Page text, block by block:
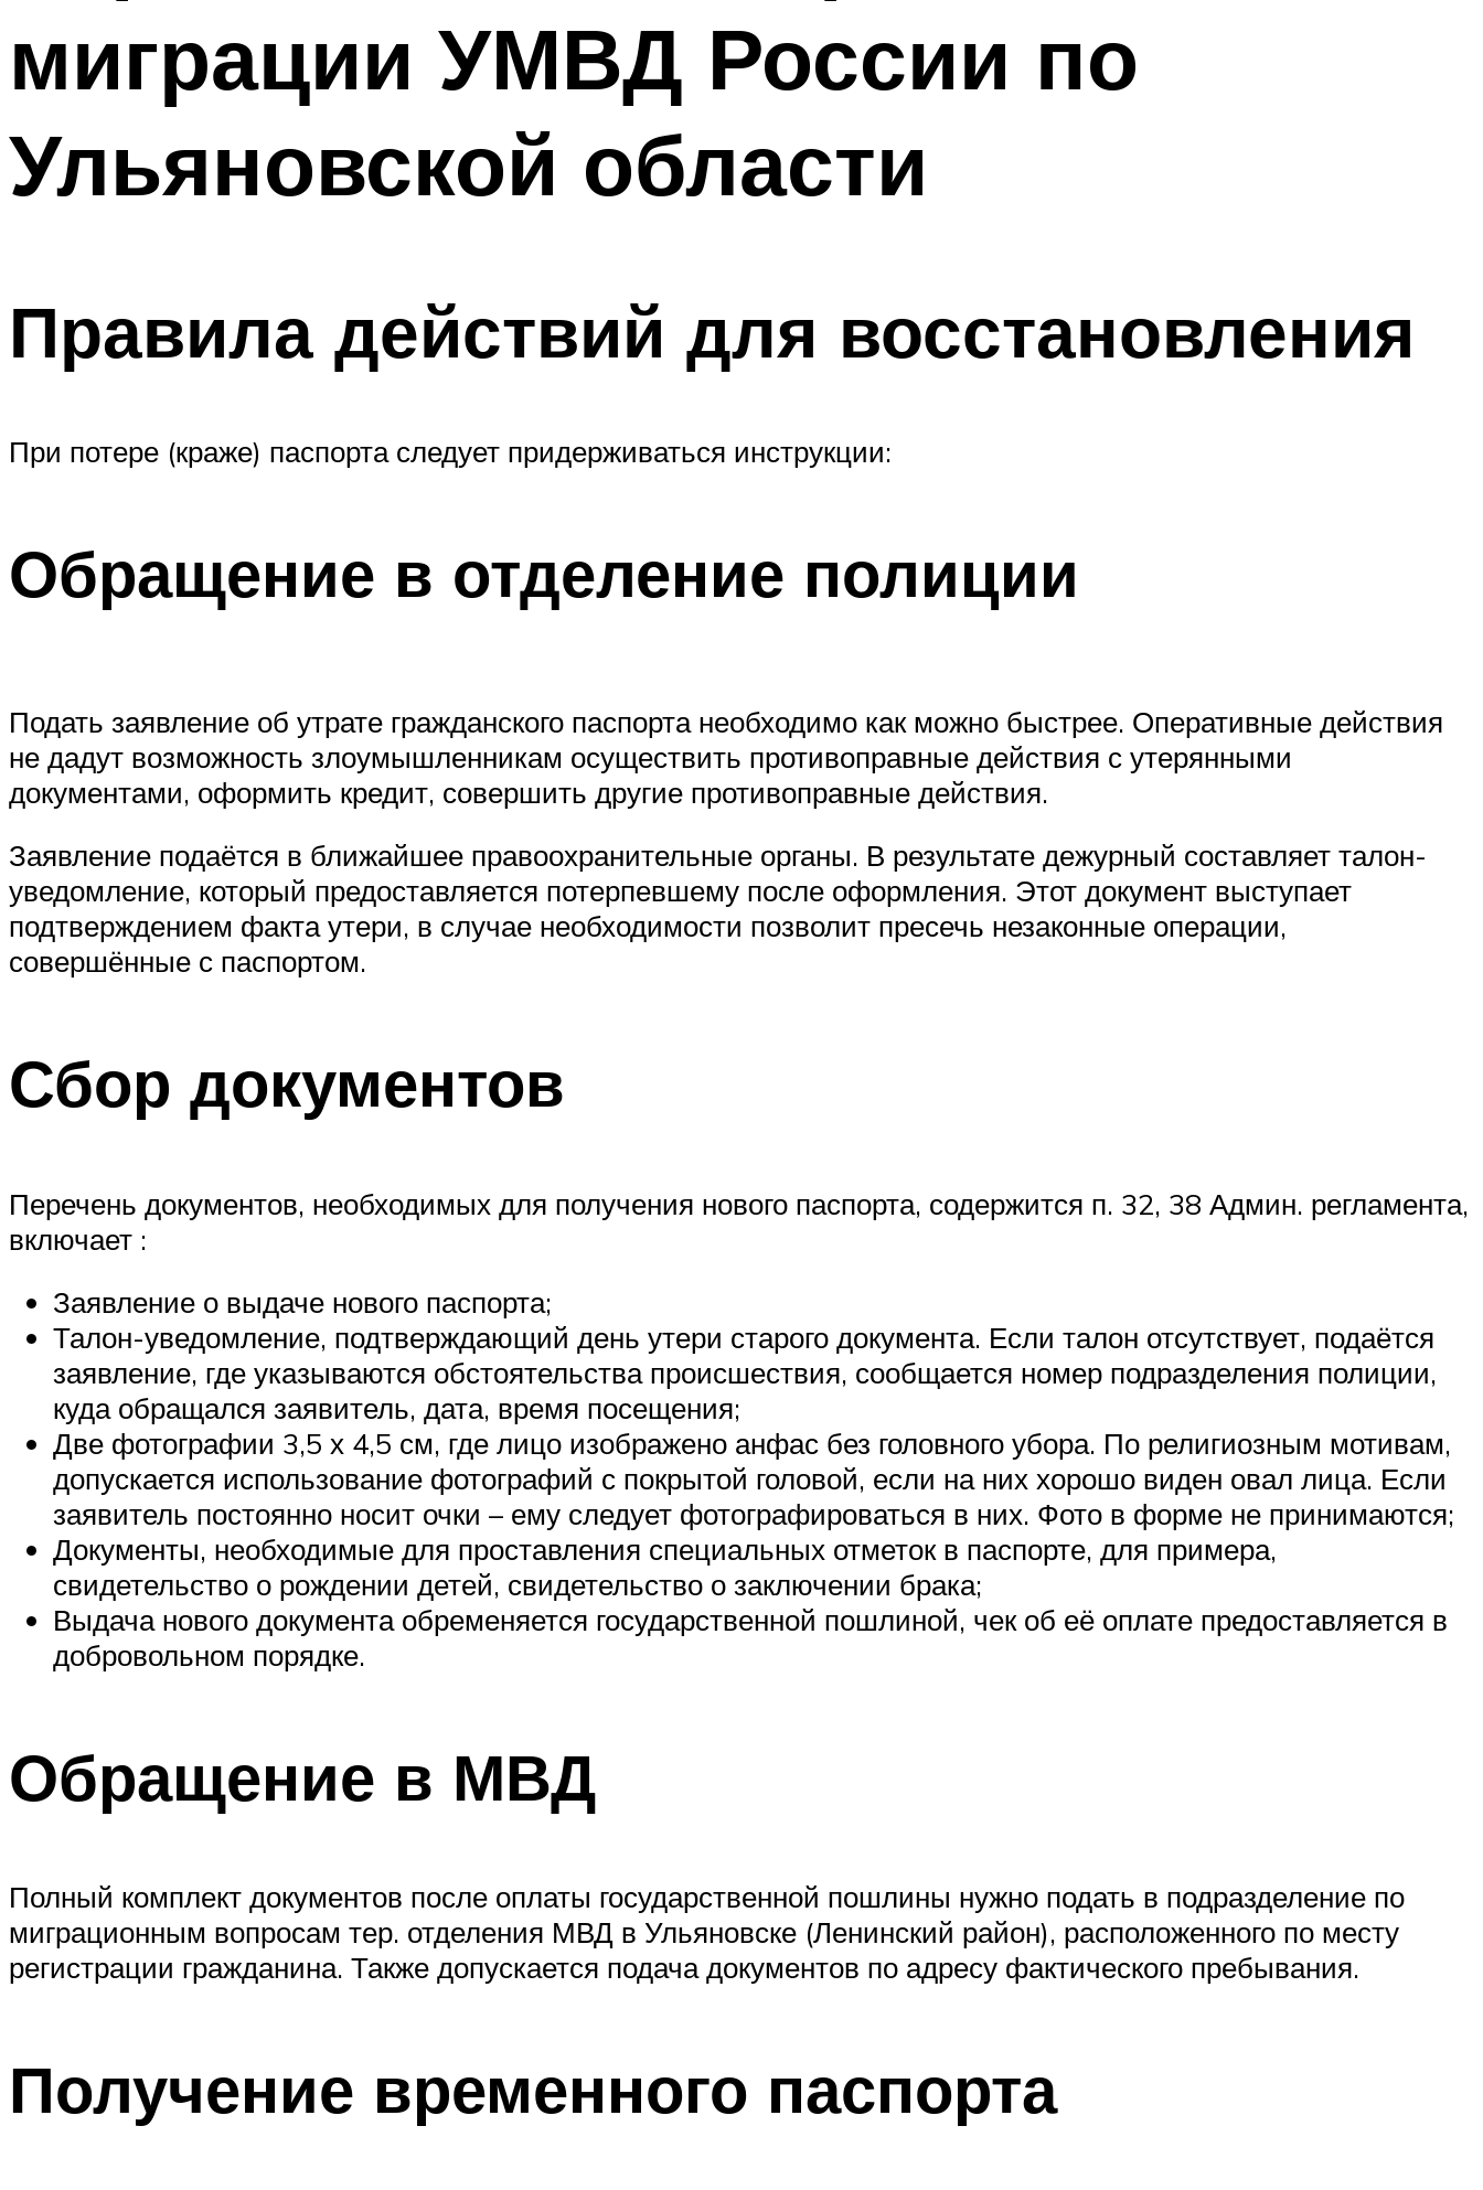
миграции УМВД России по
Ульяновской области
Правила действий для восстановления
При потере (краже) паспорта следует придерживаться инструкции:
Обращение в отделение полиции
Подать заявление об утрате гражданского паспорта необходимо как можно быстрее. Оперативные действия
не дадут возможность злоумышленникам осуществить противоправные действия с утерянными
документами, оформить кредит, совершить другие противоправные действия.
Заявление подаётся в ближайшее правоохранительные органы. В результате дежурный составляет талон-
уведомление, который предоставляется потерпевшему после оформления. Этот документ выступает
подтверждением факта утери, в случае необходимости позволит пресечь незаконные операции,
совершённые с паспортом.
Сбор документов
Перечень документов, необходимых для получения нового паспорта, содержится п. 32, 38 Админ. регламента,
включает :
Заявление о выдаче нового паспорта;
Талон-уведомление, подтверждающий день утери старого документа. Если талон отсутствует, подаётся
заявление, где указываются обстоятельства происшествия, сообщается номер подразделения полиции,
куда обращался заявитель, дата, время посещения;
Две фотографии 3,5 х 4,5 см, где лицо изображено анфас без головного убора. По религиозным мотивам,
допускается использование фотографий с покрытой головой, если на них хорошо виден овал лица. Если
заявитель постоянно носит очки – ему следует фотографироваться в них. Фото в форме не принимаются;
Документы, необходимые для проставления специальных отметок в паспорте, для примера,
свидетельство о рождении детей, свидетельство о заключении брака;
Выдача нового документа обременяется государственной пошлиной, чек об её оплате предоставляется в
добровольном порядке.
Обращение в МВД
Полный комплект документов после оплаты государственной пошлины нужно подать в подразделение по
миграционным вопросам тер. отделения МВД в Ульяновске (Ленинский район), расположенного по месту
регистрации гражданина. Также допускается подача документов по адресу фактического пребывания.
Получение временного паспорта